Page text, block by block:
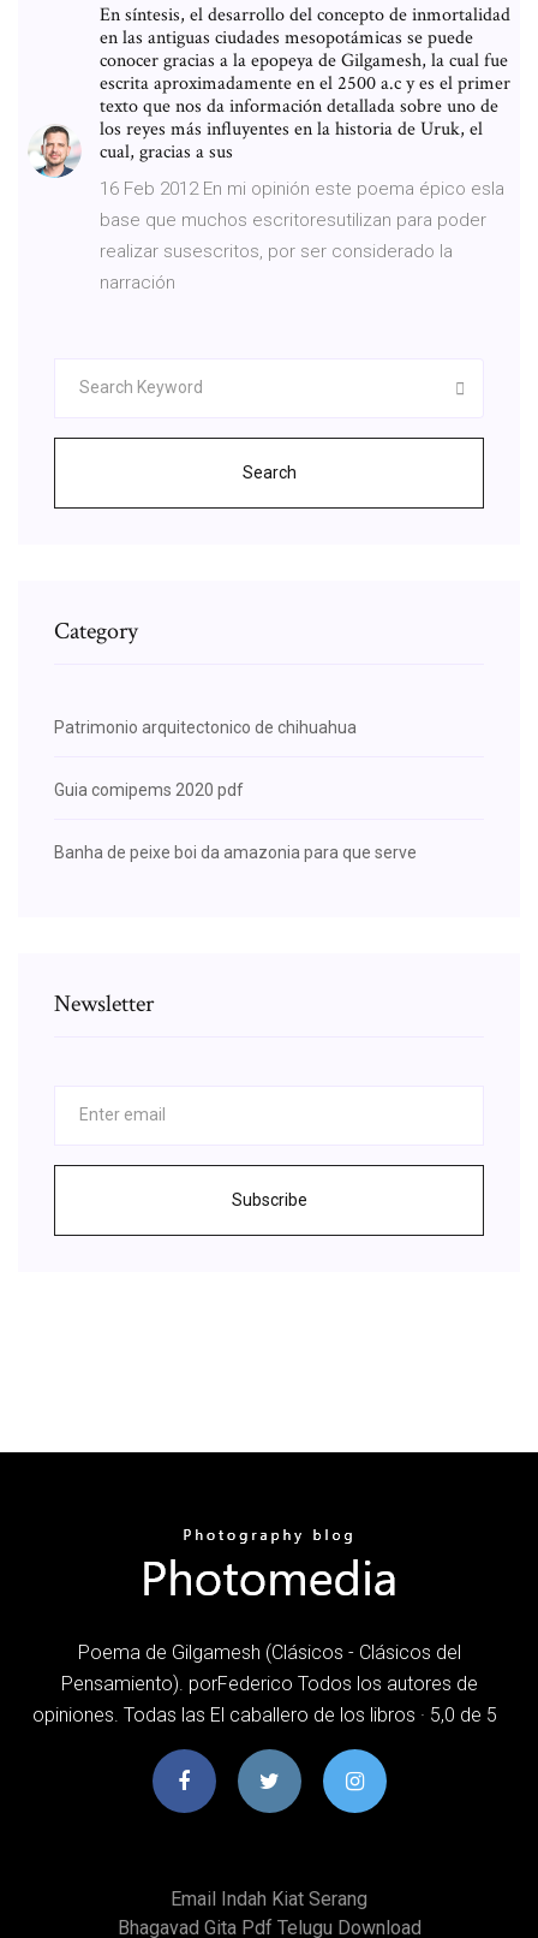
En síntesis, el desarrollo del concepto de inmortalidad
en las antiguas ciudades mesopotámicas se puede
conocer gracias a la epopeya de Gilgamesh, la cual fue
escrita aproximadamente en el 2500 a.c y es el primer
texto que nos da información detallada sobre uno de
los reyes más influyentes en la historia de Uruk, el
cual, gracias a sus
16 Feb 2012 En mi opinión este poema épico esla
base que muchos escritoresutilizan para poder
realizar susescritos, por ser considerado la
narración
Search
Category
Patrimonio arquitectonico de chihuahua
Guia comipems 2020 pdf
Banha de peixe boi da amazonia para que serve
Newsletter
Subscribe
Poema de Gilgamesh (Clásicos - Clásicos del
Pensamiento). porFederico Todos los autores de
opiniones. Todas las El caballero de los libros · 5,0 de 5
Email Indah Kiat Serang
Bhagavad Gita Pdf Telugu Download